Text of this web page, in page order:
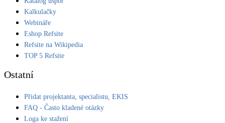
Kalkulačky
Webináře
Eshop Refsite
Refsite na Wikipedia
TOP 5 Refsite
Ostatní
Přidat projektanta, specialistu, EKIS
FAQ - Často kladené otázky
Loga ke stažení